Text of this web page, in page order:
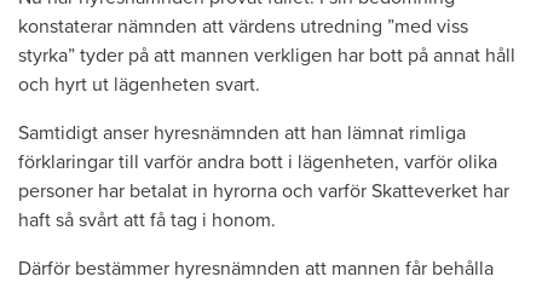
konstaterar nämnden att värdens utredning ”med viss
styrka” tyder på att mannen verkligen har bott på annat håll
och hyrt ut lägenheten svart.
Samtidigt anser hyresnämnden att han lämnat rimliga
förklaringar till varför andra bott i lägenheten, varför olika
personer har betalat in hyrorna och varför Skatteverket har
haft så svårt att få tag i honom.
Därför bestämmer hyresnämnden att mannen får behålla